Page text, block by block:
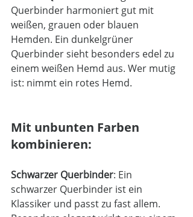
Querbinder harmoniert gut mit
weißen, grauen oder blauen
Hemden. Ein dunkelgrüner
Querbinder sieht besonders edel zu
einem weißen Hemd aus. Wer mutig
ist: nimmt ein rotes Hemd.
Mit unbunten Farben
kombinieren:
Schwarzer Querbinder: Ein
schwarzer Querbinder ist ein
Klassiker und passt zu fast allem.